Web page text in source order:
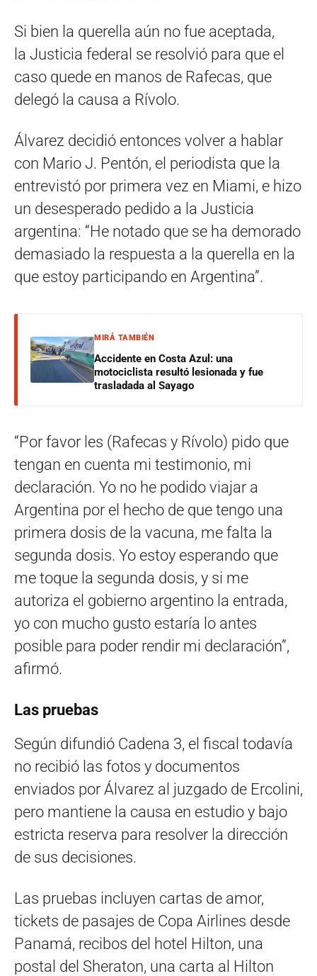
Si bien la querella aún no fue aceptada,
la Justicia federal se resolvió para que el
caso quede en manos de Rafecas, que
delegó la causa a Rívolo.
Álvarez decidió entonces volver a hablar
con Mario J. Pentón, el periodista que la
entrevistó por primera vez en Miami, e hizo
un desesperado pedido a la Justicia
argentina: “He notado que se ha demorado
demasiado la respuesta a la querella en la
que estoy participando en Argentina”.
MIRÁ TAMBIÉN
Accidente en Costa Azul: una
motociclista resultó lesionada y fue
trasladada al Sayago
“Por favor les (Rafecas y Rívolo) pido que
tengan en cuenta mi testimonio, mi
declaración. Yo no he podido viajar a
Argentina por el hecho de que tengo una
primera dosis de la vacuna, me falta la
segunda dosis. Yo estoy esperando que
me toque la segunda dosis, y si me
autoriza el gobierno argentino la entrada,
yo con mucho gusto estaría lo antes
posible para poder rendir mi declaración”,
afirmó.
Las pruebas
Según difundió Cadena 3, el fiscal todavía
no recibió las fotos y documentos
enviados por Álvarez al juzgado de Ercolini,
pero mantiene la causa en estudio y bajo
estricta reserva para resolver la dirección
de sus decisiones.
Las pruebas incluyen cartas de amor,
tickets de pasajes de Copa Airlines desde
Panamá, recibos del hotel Hilton, una
postal del Sheraton, una carta al Hilton